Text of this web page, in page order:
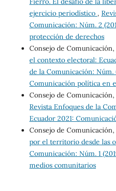
ejercicio periodístico ,
Comunicación: Núm. 2
protección de derechos
Consejo de Comunicación,
el contexto electoral:
de la Comunicación: Núm.
Comunicación política en
Consejo de Comunicación,
Revista Enfoques de la
Ecuador 2021:
Consejo de Comunicación,
por el territorio desde las
Comunicación: Núm. 1
medios comunitarios